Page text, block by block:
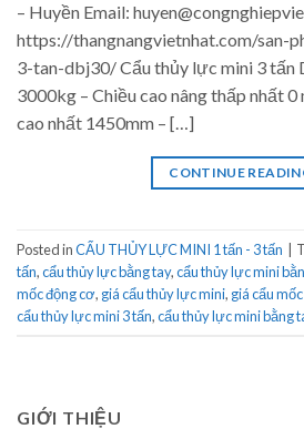
– Huyền Email:
https://thangnangvietnhat.com/san-
3-tan-dbj30/ Cẩu thủy lực mini 3 tấn
3000kg – Chiều cao nâng thấp nhất 0
cao nhất 1450mm – […]
CONTINUE
Posted inCẨU THỦY LỰC MINI 1 tấn - 3 tấn |
tấn,cẩu thủy lực bằng tay,cẩu thủy lực mini
mốc động cơ, giá cẩu thủy lực mini, giá cẩu
cẩu thủy lực mini 3 tấn,cẩu thủy lực mini bằng
GIỚI THIỆU